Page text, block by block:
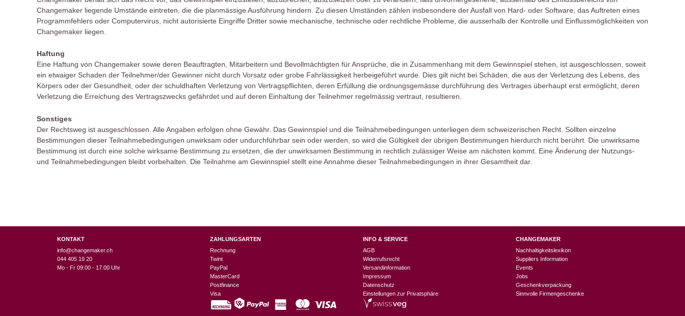
Changemaker liegende Umstände eintreten, die die planmässige Ausführung hindern. Zu diesen Umständen zählen insbesondere der Ausfall von Hard- oder Software, das Auftreten eines
Programmfehlers oder Computervirus, nicht autorisierte Eingriffe Dritter sowie mechanische, technische oder rechtliche Probleme, die ausserhalb der Kontrolle und Einflussmöglichkeiten von
Changemaker liegen.
Haftung
Eine Haftung von Changemaker sowie deren Beauftragten, Mitarbeitern und Bevollmächtigten für Ansprüche, die in Zusammenhang mit dem Gewinnspiel stehen, ist ausgeschlossen, soweit
ein etwaiger Schaden der Teilnehmer/der Gewinner nicht durch Vorsatz oder grobe Fahrlässigkeit herbeigeführt wurde. Dies gilt nicht bei Schäden, die aus der Verletzung des Lebens, des
Körpers oder der Gesundheit, oder der schuldhaften Verletzung von Vertragspflichten, deren Erfüllung die ordnungsgemässe durchführung des Vertrages überhaupt erst ermöglicht, deren
Verletzung die Erreichung des Vertragszwecks gefährdet und auf deren Einhaltung der Teilnehmer regelmässig vertraut, resultieren.
Sonstiges
Der Rechtsweg ist ausgeschlossen. Alle Angaben erfolgen ohne Gewähr. Das Gewinnspiel und die Teilnahmebedingungen unterliegen dem schweizerischen Recht. Sollten einzelne
Bestimmungen dieser Teilnahmebedingungen unwirksam oder undurchführbar sein oder werden, so wird die Gültigkeit der übrigen Bestimmungen hierdurch nicht berührt. Die unwirksame
Bestimmung ist durch eine solche wirksame Bestimmung zu ersetzen, die der unwirksamen Bestimmung in rechtlich zulässiger Weise am nächsten kommt. Eine Änderung der Nutzungs-
und Teilnahmebedingungen bleibt vorbehalten. Die Teilnahme am Gewinnspiel stellt eine Annahme dieser Teilnahmebedingungen in ihrer Gesamtheit dar.
KONTAKT
info@changemaker.ch
044 405 19 20
Mo - Fr 09:00 - 17:00 Uhr
ZAHLUNGSARTEN
Rechnung
Twint
PayPal
MasterCard
Postfinance
Visa
INFO & SERVICE
AGB
Widerrufsrecht
Versandinformation
Impressum
Datenschutz
Einstellungen zur Privatsphäre
CHANGEMAKER
Nachhaltigkeitslexikon
Suppliers Information
Events
Jobs
Geschenkverpackung
Sinnvolle Firmengeschenke